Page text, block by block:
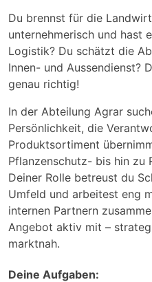
Du brennst für die
unternehmerisch und hast
Logistik? Du schätzt die
Innen- und Aussendienst?
genau richtig!
In der Abteilung Agrar
Persönlichkeit, die
Produktsortiment
Pflanzenschutz- bis hin zu
Deiner Rolle betreust du
Umfeld und arbeitest eng
internen Partnern
Angebot aktiv mit –
marktnah.
Deine Aufgaben: